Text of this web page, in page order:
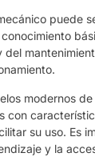
puede
modernos
con
su uso. Es
y la